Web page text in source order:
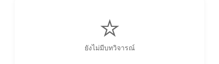
ยังไม่มีบทวิจารณ์